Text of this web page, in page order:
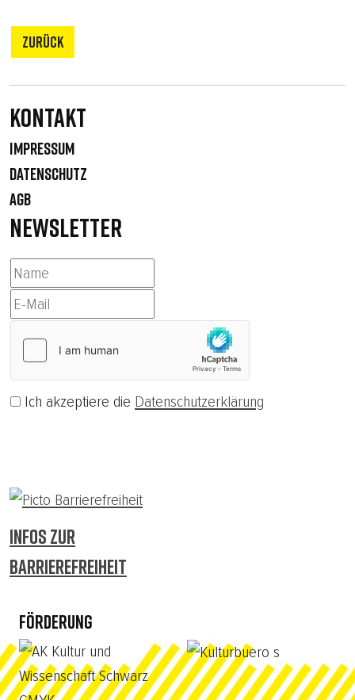
ZURÜCK
Kontakt
IMPRESSUM
DATENSCHUTZ
AGB
NEWSLETTER
Ich akzeptiere die Datenschutzerklärung
INFOS ZUR
BARRIEREFREIHEIT
FÖRDERUNG